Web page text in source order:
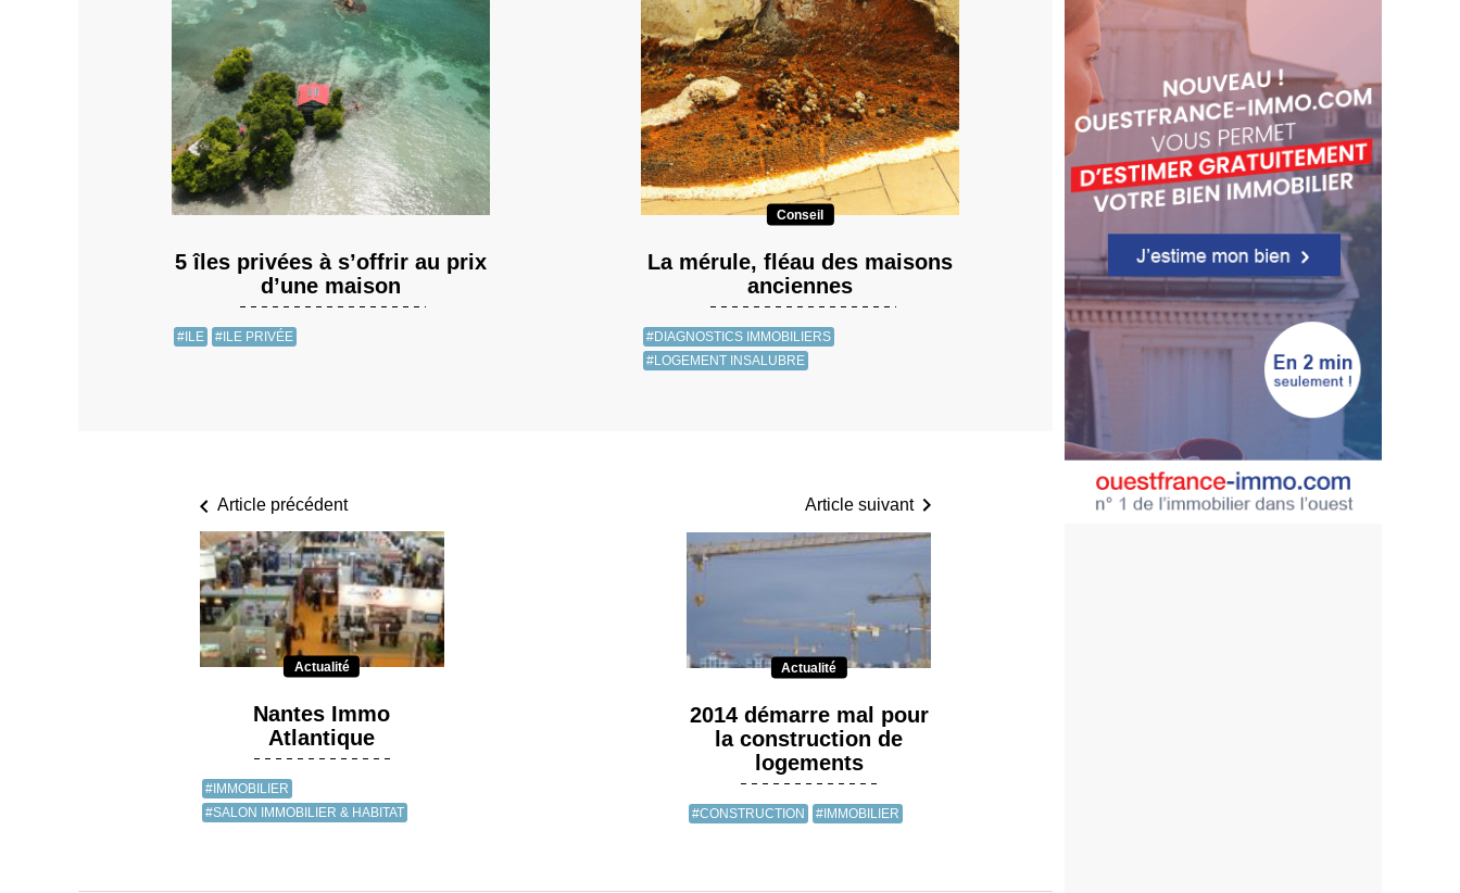
5 îles privées à s’offrir au prix
d’une maison
#ILE #ILE PRIVÉE
Conseil
La mérule, fléau des maisons
anciennes
#DIAGNOSTICS IMMOBILIERS
#LOGEMENT INSALUBRE
Article précédent
Actualité
Nantes Immo
Atlantique
#IMMOBILIER
#SALON IMMOBILIER & HABITAT
Article suivant
Actualité
2014 démarre mal pour
la construction de
logements
#CONSTRUCTION #IMMOBILIER